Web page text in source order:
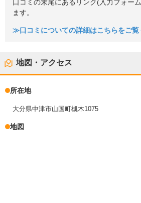
口コミの末尾にあるリンク(入力フォー
ます。
≫口コミについての詳細はこちらをご覧
地図・アクセス
所在地
大分県中津市山国町槻木1075
地図